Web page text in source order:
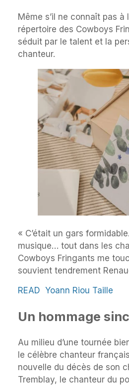
Même s’il ne connaît pas à
répertoire des Cowboys
séduit par le talent et la
chanteur.
« C’était un gars
musique… tout dans les
Cowboys Fringants me
souvient tendrement
READ Yoann Riou Taille
Un hommage
Au milieu d’une tournée
le célèbre chanteur
nouvelle du décès de son
Tremblay, le chanteur du